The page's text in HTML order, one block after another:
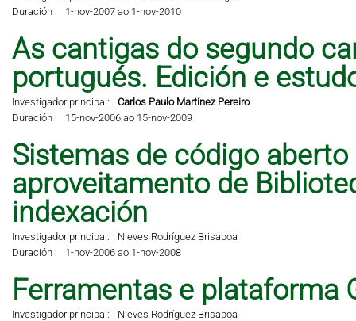
Duración :
1-nov-2007 ao 1-nov-2010
As cantigas do segundo
portugués. Edición e
Investigador principal:
Carlos Paulo Martínez Pereiro
Duración :
15-nov-2006 ao 15-nov-2009
Sistemas de código
aproveitamento de
indexación
Investigador principal:
Nieves Rodríguez Brisaboa
Duración :
1-nov-2006 ao 1-nov-2008
Ferramentas e plataforma
Investigador principal:
Nieves Rodríguez Brisaboa